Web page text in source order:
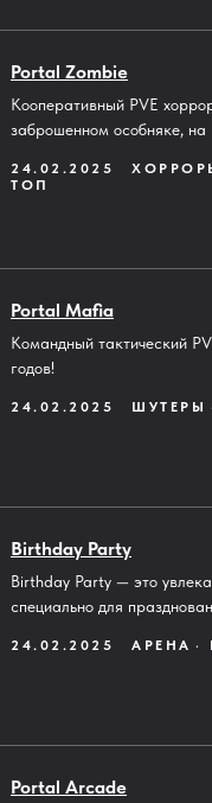
Portal Zombie
Кооперативный PVE
заброшенном особняке,
24.02.2025
ТОП
Portal Mafia
Командный тактический
годов!
24.02.2025 ШУТЕРЫ
Birthday Party
Birthday Party — это
специально для
24.02.2025 АРЕНА
Portal Arcade